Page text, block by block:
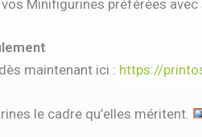
Minifigurines préférées
maintenant ici : https://
le cadre qu’elles méritent.